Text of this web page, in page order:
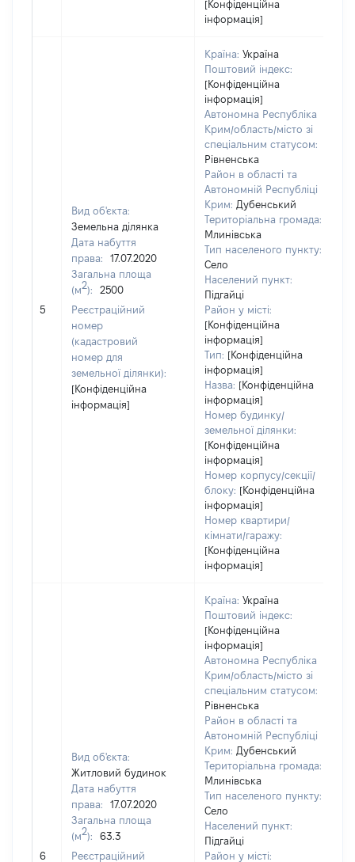
[Конфіденційна
інформація]
5
Вид об'єкта:
Земельна ділянка
Дата набуття
права:
17.07.2020
Загальна площа
(м2):
2500
Реєстраційний
номер
(кадастровий
номер для
земельної ділянки):
[Конфіденційна
інформація]
Країна: Україна
Поштовий індекс:
[Конфіденційна
інформація]
Автономна Республіка
Крим/область/місто зі
спеціальним статусом:
Рівненська
Район в області та
Автономній Республіці
Крим: Дубенський
Територіальна громада:
Млинівська
Тип населеного пункту:
Село
Населений пункт:
Підгайці
Район у місті:
[Конфіденційна
інформація]
Тип: [Конфіденційна
інформація]
Назва: [Конфіденційна
інформація]
Номер будинку/
земельної ділянки:
[Конфіденційна
інформація]
Номер корпусу/секції/
блоку: [Конфіденційна
інформація]
Номер квартири/
кімнати/гаражу:
[Конфіденційна
інформація]
6
Вид об'єкта:
Житловий будинок
Дата набуття
права:
17.07.2020
Загальна площа
(м2):
63.3
Реєстраційний
Країна: Україна
Поштовий індекс:
[Конфіденційна
інформація]
Автономна Республіка
Крим/область/місто зі
спеціальним статусом:
Рівненська
Район в області та
Автономній Республіці
Крим: Дубенський
Територіальна громада:
Млинівська
Тип населеного пункту:
Село
Населений пункт:
Підгайці
Район у місті: